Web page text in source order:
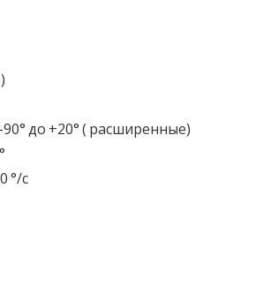
до +20° ( расширенные)
°/с